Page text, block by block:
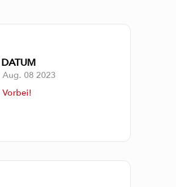
DATUM
Aug. 08 2023
Vorbei!